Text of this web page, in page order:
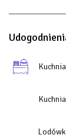
Kuchnia